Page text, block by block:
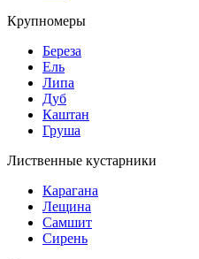
Крупномеры
Береза
Ель
Липа
Дуб
Каштан
Груша
Лиственные кустарники
Карагана
Лещина
Самшит
Сирень